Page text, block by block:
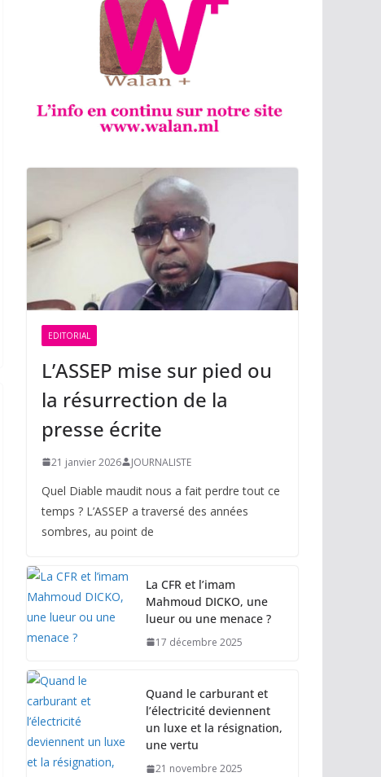
EDITORIAL
L’ASSEP mise sur pied ou
la résurrection de la
presse écrite
21 janvier 2026 JOURNALISTE
Quel Diable maudit nous a fait perdre tout ce
temps ? L’ASSEP a traversé des années
sombres, au point de
La CFR et l’imam
Mahmoud DICKO, une
lueur ou une menace ?
17 décembre 2025
Quand le carburant et
l’électricité deviennent
un luxe et la résignation,
une vertu
21 novembre 2025